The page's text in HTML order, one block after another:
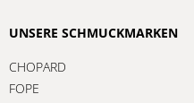
UNSERE SCHMUCKMARKEN
CHOPARD
FOPE